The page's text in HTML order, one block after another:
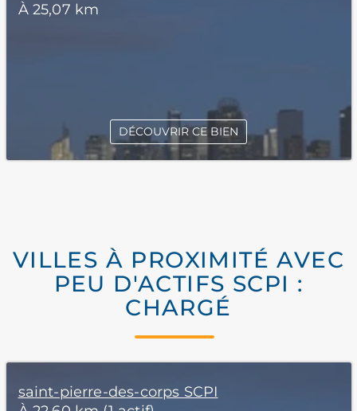
À 25,07 km
DÉCOUVRIR CE BIEN
VILLES À PROXIMITÉ AVEC
PEU D'ACTIFS SCPI :
CHARGÉ
saint-pierre-des-corps SCPI